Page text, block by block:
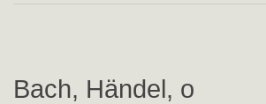
Bach, Händel, o